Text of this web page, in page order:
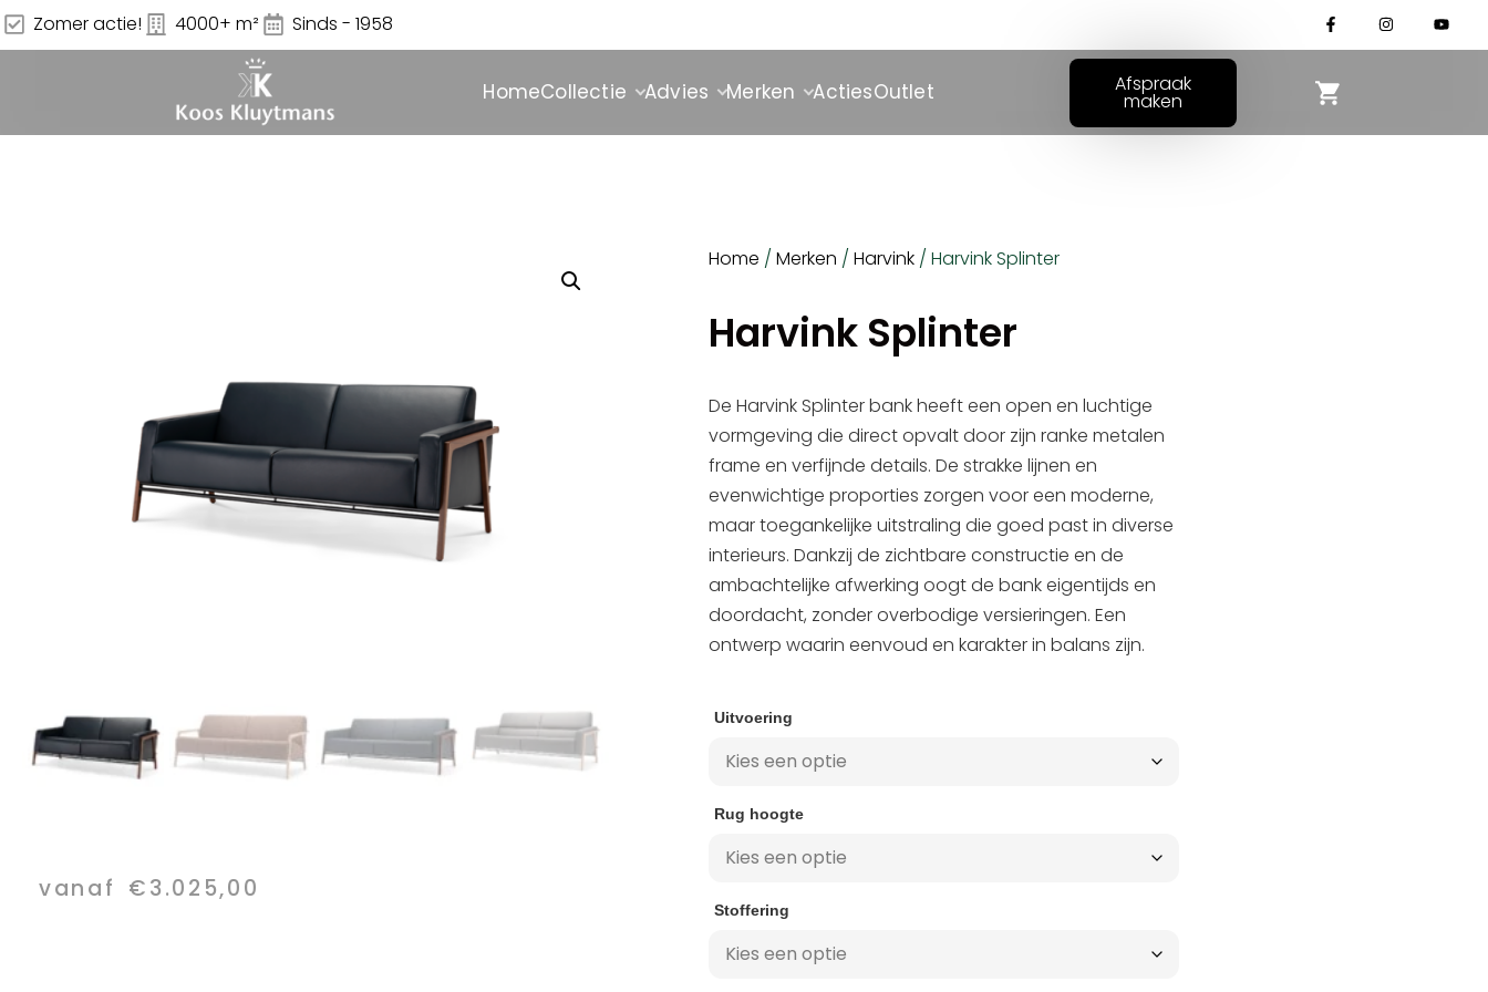
Zomer actie! 4000+ m² Sinds - 1958
HomeCollectie Advies Merken ActiesOutlet Afspraak
maken
vanaf €3.025,00
Home / Merken / Harvink / Harvink Splinter
Harvink Splinter
De Harvink Splinter bank heeft een open en luchtige
vormgeving die direct opvalt door zijn ranke metalen
frame en verfijnde details. De strakke lijnen en
evenwichtige proporties zorgen voor een moderne,
maar toegankelijke uitstraling die goed past in diverse
interieurs. Dankzij de zichtbare constructie en de
ambachtelijke afwerking oogt de bank eigentijds en
doordacht, zonder overbodige versieringen. Een
ontwerp waarin eenvoud en karakter in balans zijn.
Uitvoering
Rug hoogte
Stoffering